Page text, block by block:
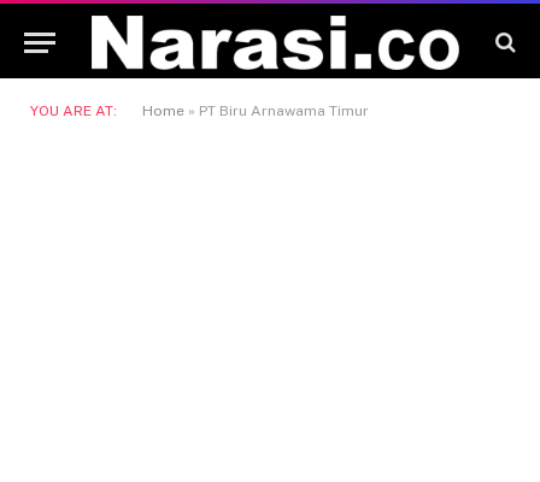
YOU ARE AT: Home » PT Biru Arnawama Timur